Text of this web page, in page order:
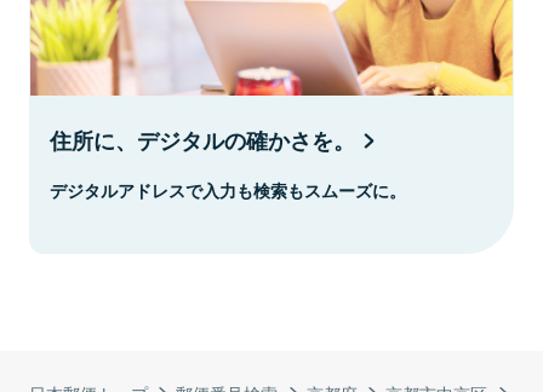
住所に、デジタルの確かさを。
デジタルアドレスで入力も検索もスムーズに。